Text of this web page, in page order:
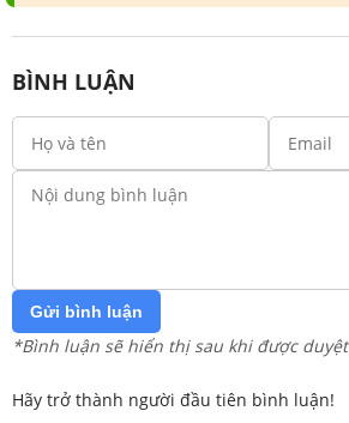
BÌNH LUẬN
Gửi bình luận
*Bình luận sẽ hiển thị sau khi được duyệt
Hãy trở thành người đầu tiên bình luận!